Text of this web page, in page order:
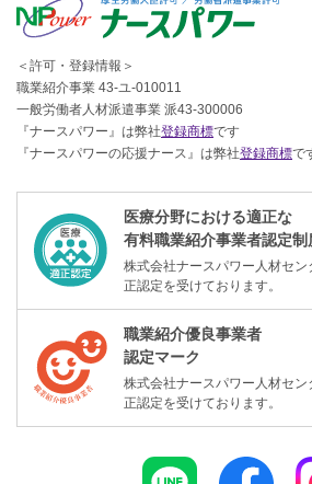
＜許可・登録情報＞
職業紹介事業 43-ユ-010011
一般労働者人材派遣事業 派43-300006
『ナースパワー』は弊社登録商標です
『ナースパワーの応援ナース』は弊社登録商標で
医療分野における適正な
有料職業紹介事業者認定制
株式会社ナースパワー人材セ
正認定を受けております。
職業紹介優良事業者
認定マーク
株式会社ナースパワー人材セ
正認定を受けております。